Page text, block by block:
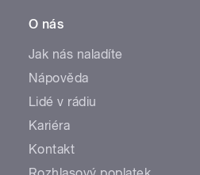
O nás
Jak nás naladíte
Nápověda
Lidé v rádiu
Kariéra
Kontakt